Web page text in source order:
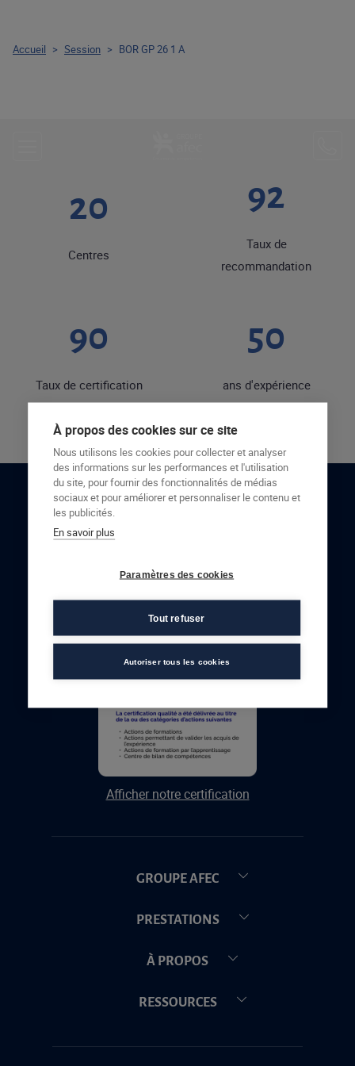
20
Centres
92
Taux de
recommandation
90
Taux de certification
50
ans d'expérience
RESTONS EN CONTACT
Afficher notre certification
GROUPE AFEC
PRESTATIONS
À PROPOS
RESSOURCES
Accueil > Session > BOR GP 26 1 A
À propos des cookies sur ce site
Nous utilisons les cookies pour collecter et analyser
des informations sur les performances et l'utilisation
du site, pour fournir des fonctionnalités de médias
sociaux et pour améliorer et personnaliser le contenu et
les publicités.
En savoir plus
Paramètres des cookies
Tout refuser
Autoriser tous les cookies